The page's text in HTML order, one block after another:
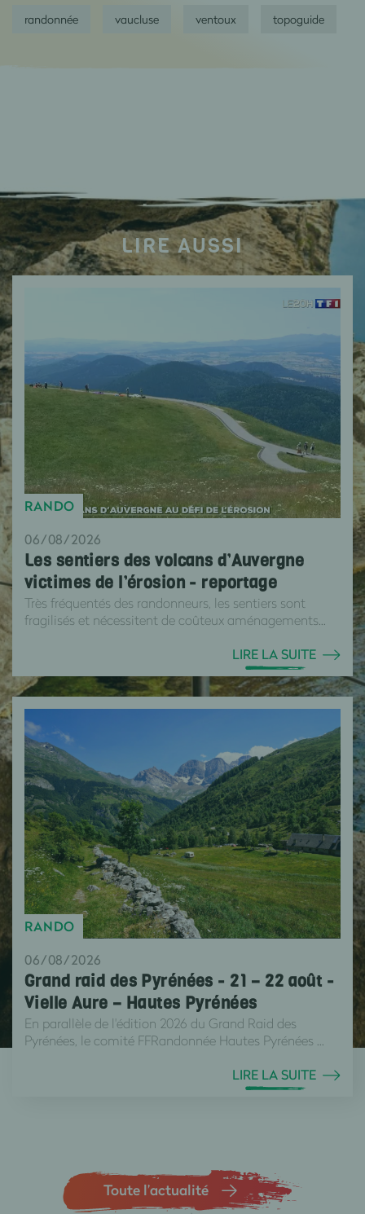
randonnée vaucluse ventoux topoguide
LIRE AUSSI
RANDO
06/08/2026
Les sentiers des volcans d’Auvergne
victimes de l’érosion - reportage
Très fréquentés des randonneurs, les sentiers sont
fragilisés et nécessitent de coûteux aménagements...
LIRE LA SUITE
RANDO
06/08/2026
Grand raid des Pyrénées - 21 – 22 août -
Vielle Aure – Hautes Pyrénées
En parallèle de l'édition 2026 du Grand Raid des
Pyrénées, le comité FFRandonnée Hautes Pyrénées ...
LIRE LA SUITE
Toute l’actualité